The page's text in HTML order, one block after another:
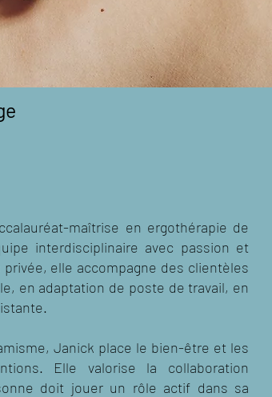
maîtrise en ergothérapie de
interdisciplinaire avec passion et
elle accompagne des clientèles
en adaptation de poste de travail, en
Janick place le bien-être et les
Elle valorise la collaboration
doit jouer un rôle actif dans sa